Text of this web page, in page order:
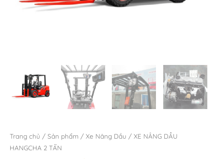
Trang chủ / Sản phẩm / Xe Nâng Dầu / XE NÂNG DẦU
HANGCHA 2 TẤN